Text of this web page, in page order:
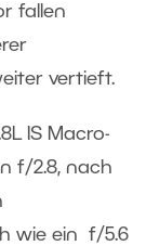
fallen
vertieft.
IS Macro-
f/2.8, nach
wie ein f/5.6